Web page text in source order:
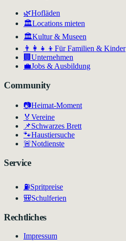
🌿Hofläden
🏛️Locations mieten
🏛Kultur & Museen
👨‍👩‍👧‍👦 Für Familien & Kinder
🏢 Unternehmen
💼Jobs & Ausbildung
Community
📷Heimat-Moment
🏅 Vereine
📌Schwarzes Brett
🐾Haustiersuche
🚨Notdienste
Service
⛽Spritpreise
🎒Schulferien
Rechtliches
Impressum